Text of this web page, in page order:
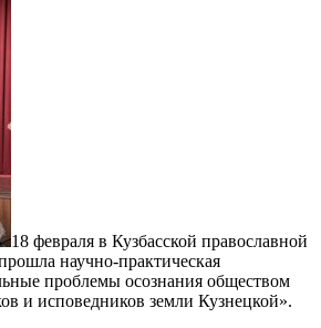
18 февраля в Кузбасской православной
научно-практическая
проблемы осознания обществом
и исповедников земли Кузнецкой».